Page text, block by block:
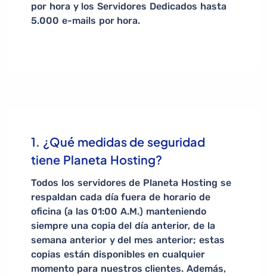
por hora y los Servidores Dedicados hasta
5.000 e-mails por hora.
1. ¿Qué medidas de seguridad
tiene Planeta Hosting?
Todos los servidores de Planeta Hosting se
respaldan cada día fuera de horario de
oficina (a las 01:00 A.M.) manteniendo
siempre una copia del día anterior, de la
semana anterior y del mes anterior; estas
copias están disponibles en cualquier
momento para nuestros clientes. Además,